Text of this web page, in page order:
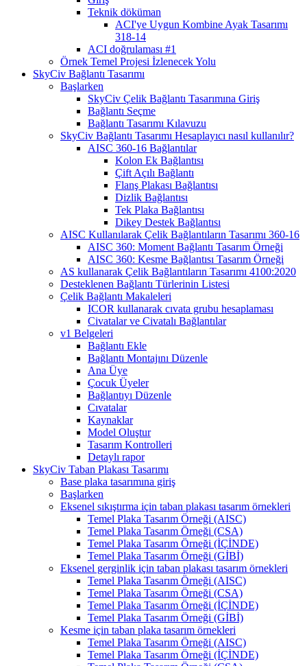
Teknik döküman
ACI'ye Uygun Kombine Ayak Tasarımı
318-14
ACI doğrulaması #1
Örnek Temel Projesi İzlenecek Yolu
SkyCiv Bağlantı Tasarımı
Başlarken
SkyCiv Çelik Bağlantı Tasarımına Giriş
Bağlantı Seçme
Bağlantı Tasarımı Kılavuzu
SkyCiv Bağlantı Tasarımı Hesaplayıcı nasıl kullanılır?
AISC 360-16 Bağlantılar
Kolon Ek Bağlantısı
Çift Açılı Bağlantı
Flanş Plakası Bağlantısı
Dizlik Bağlantısı
Tek Plaka Bağlantısı
Dikey Destek Bağlantısı
AISC Kullanılarak Çelik Bağlantıların Tasarımı 360-16
AISC 360: Moment Bağlantı Tasarım Örneği
AISC 360: Kesme Bağlantısı Tasarım Örneği
AS kullanarak Çelik Bağlantıların Tasarımı 4100:2020
Desteklenen Bağlantı Türlerinin Listesi
Çelik Bağlantı Makaleleri
ICOR kullanarak cıvata grubu hesaplaması
Civatalar ve Civatalı Bağlantılar
v1 Belgeleri
Bağlantı Ekle
Bağlantı Montajını Düzenle
Ana Üye
Çocuk Üyeler
Bağlantıyı Düzenle
Cıvatalar
Kaynaklar
Model Oluştur
Tasarım Kontrolleri
Detaylı rapor
SkyCiv Taban Plakası Tasarımı
Base plaka tasarımına giriş
Başlarken
Eksenel sıkıştırma için taban plakası tasarım örnekleri
Temel Plaka Tasarım Örneği (AISC)
Temel Plaka Tasarım Örneği (CSA)
Temel Plaka Tasarım Örneği (İÇİNDE)
Temel Plaka Tasarım Örneği (GİBİ)
Eksenel gerginlik için taban plakası tasarım örnekleri
Temel Plaka Tasarım Örneği (AISC)
Temel Plaka Tasarım Örneği (CSA)
Temel Plaka Tasarım Örneği (İÇİNDE)
Temel Plaka Tasarım Örneği (GİBİ)
Kesme için taban plaka tasarım örnekleri
Temel Plaka Tasarım Örneği (AISC)
Temel Plaka Tasarım Örneği (İÇİNDE)